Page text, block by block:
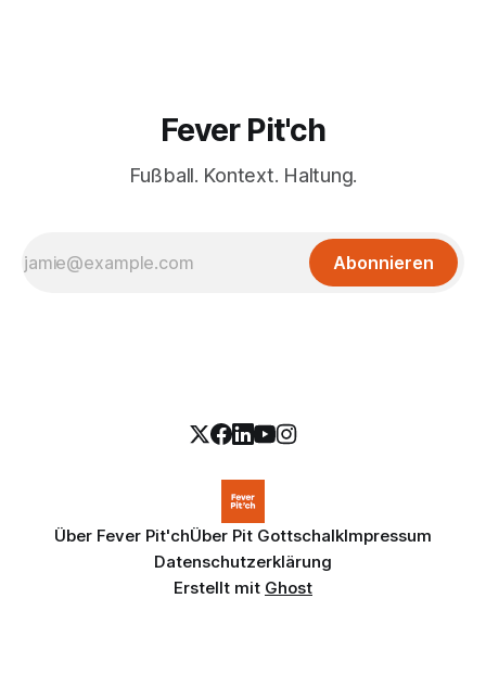
Fever Pit'ch
Fußball. Kontext. Haltung.
Abonnieren
Über Fever Pit'chÜber Pit GottschalkImpressum
Datenschutzerklärung
Erstellt mit Ghost